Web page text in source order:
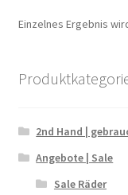
Einzelnes Ergebnis
2nd Hand |
Angebote | Sale
Sale Räder